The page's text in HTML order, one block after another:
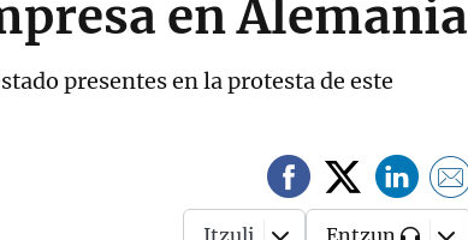
en Alemania
presentes en la protesta de este
Itzuli Entzun